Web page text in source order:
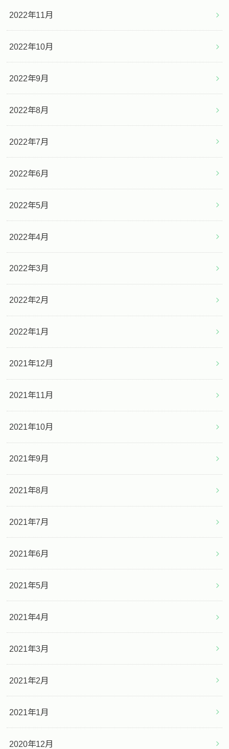
2022年11月
2022年10月
2022年9月
2022年8月
2022年7月
2022年6月
2022年5月
2022年4月
2022年3月
2022年2月
2022年1月
2021年12月
2021年11月
2021年10月
2021年9月
2021年8月
2021年7月
2021年6月
2021年5月
2021年4月
2021年3月
2021年2月
2021年1月
2020年12月